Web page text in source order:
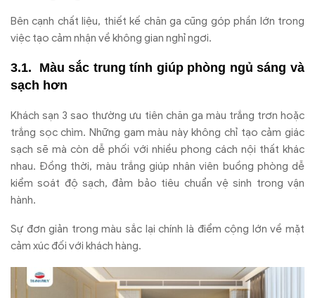
Bên cạnh chất liệu, thiết kế chăn ga cũng góp phần lớn trong
việc tạo cảm nhận về không gian nghỉ ngơi.
Màu sắc trung tính giúp phòng ngủ sáng và
sạch hơn
Khách sạn 3 sao thường ưu tiên chăn ga màu trắng trơn hoặc
trắng sọc chìm. Những gam màu này không chỉ tạo cảm giác
sạch sẽ mà còn dễ phối với nhiều phong cách nội thất khác
nhau. Đồng thời, màu trắng giúp nhân viên buồng phòng dễ
kiểm soát độ sạch, đảm bảo tiêu chuẩn vệ sinh trong vận
hành.
Sự đơn giản trong màu sắc lại chính là điểm cộng lớn về mặt
cảm xúc đối với khách hàng.